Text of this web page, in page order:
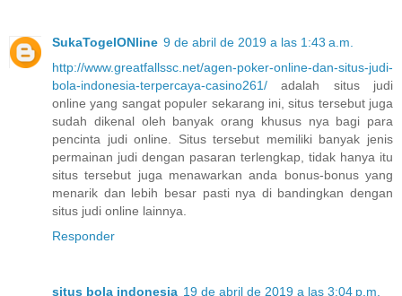
SukaTogelONline 9 de abril de 2019 a las 1:43 a.m.
http://www.greatfallssc.net/agen-poker-online-dan-situs-judi-
bola-indonesia-terpercaya-casino261/ adalah situs judi
online yang sangat populer sekarang ini, situs tersebut juga
sudah dikenal oleh banyak orang khusus nya bagi para
pencinta judi online. Situs tersebut memiliki banyak jenis
permainan judi dengan pasaran terlengkap, tidak hanya itu
situs tersebut juga menawarkan anda bonus-bonus yang
menarik dan lebih besar pasti nya di bandingkan dengan
situs judi online lainnya.
Responder
situs bola indonesia 19 de abril de 2019 a las 3:04 p.m.